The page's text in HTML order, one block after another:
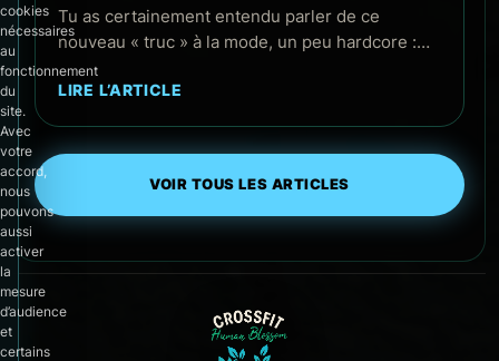
Tu as certainement entendu parler de ce
nouveau « truc » à la mode, un peu hardcore :…
LIRE L’ARTICLE
VOIR TOUS LES ARTICLES
cookies
nécessaires
au
fonctionnement
du
site.
Avec
votre
accord,
nous
pouvons
aussi
activer
la
mesure
d’audience
et
certains